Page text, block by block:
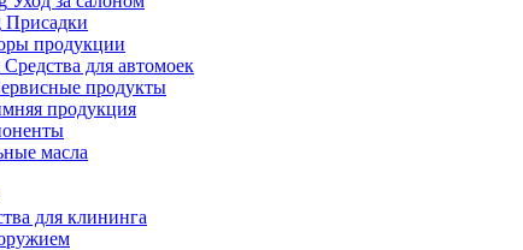
Присадки
продукции
Средства для автомоек
продукты
продукция
масла
для клининга